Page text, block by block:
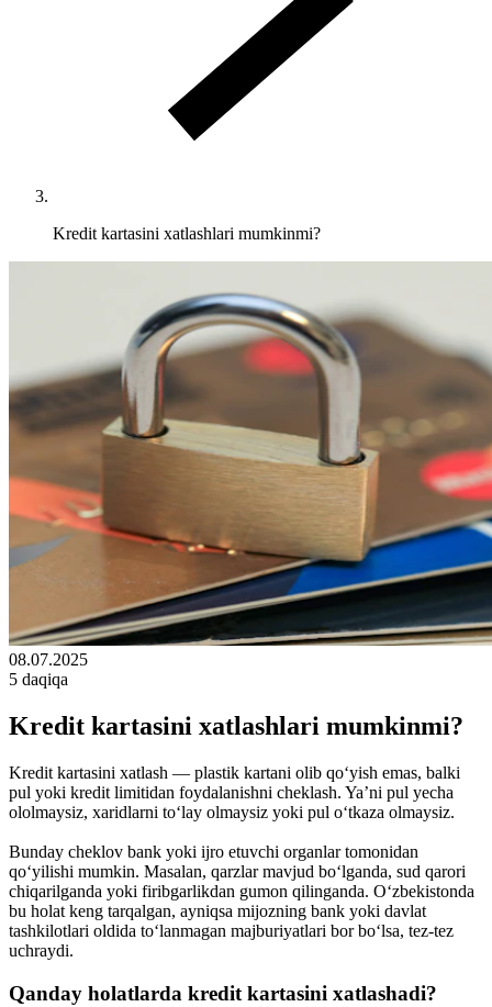
Kredit kartasini xatlashlari mumkinmi?
08.07.2025
5 daqiqa
Kredit kartasini xatlashlari mumkinmi?
Kredit kartasini xatlash — plastik kartani olib qo‘yish emas, balki
pul yoki kredit limitidan foydalanishni cheklash. Ya’ni pul yecha
ololmaysiz, xaridlarni to‘lay olmaysiz yoki pul o‘tkaza olmaysiz.
Bunday cheklov bank yoki ijro etuvchi organlar tomonidan
qo‘yilishi mumkin. Masalan, qarzlar mavjud bo‘lganda, sud qarori
chiqarilganda yoki firibgarlikdan gumon qilinganda. O‘zbekistonda
bu holat keng tarqalgan, ayniqsa mijozning bank yoki davlat
tashkilotlari oldida to‘lanmagan majburiyatlari bor bo‘lsa, tez-tez
uchraydi.
Qanday holatlarda kredit kartasini xatlashadi?